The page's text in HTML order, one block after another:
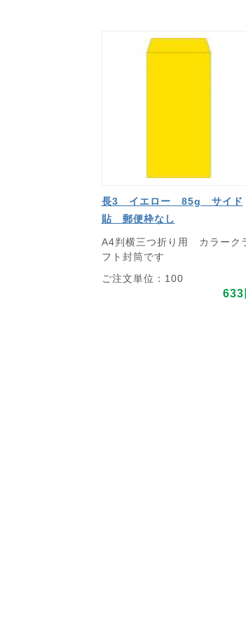
長3 イエロー 85g サイド
貼 郵便枠なし
A4判横三つ折り用 カラーク
フト封筒です
ご注文単位：100
633